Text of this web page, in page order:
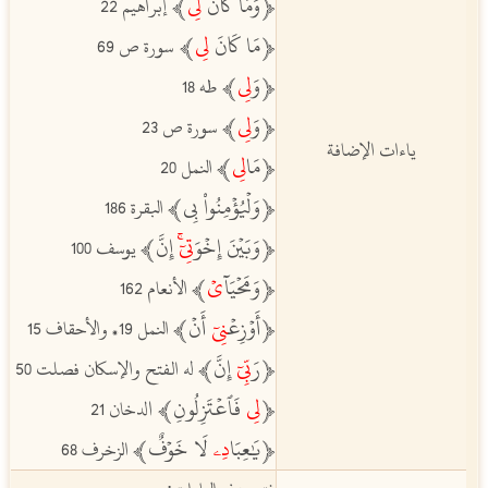
ياءات الإضافة
ﵳمَا كَانَلِيﵲسورة ص 69
ﵳوَلِيﵲطه 18
ﵳوَلِيﵲسورة ص 23
ﵳمَالِيﵲالنمل 20
ﵳوَلۡيُؤۡمِنُواْ بِيﵲالبقرة 186
ﵳوَبَيۡنَ إِخۡوَتِيٓۚإِنَّﵲيوسف 100
ﵳوَمَحۡيَآيۡﵲالأنعام 162
ﵳأَوۡزِعۡنِيٓأَنۡﵲالنمل 19 ،والأحقاف 15
ﵳرَبِّيٓإِنَّﵲله الفتح والإسكان فصلت 50
ﵳلِيفَٱعۡتَزِلُونِﵲالدخان 21
ﵳيَٰعِبَادِۦلَا خَوۡفٌﵲالزخرف 68